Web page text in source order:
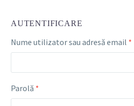
AUTENTIFICARE
Nume utilizator sau adresă email *
Parolă *